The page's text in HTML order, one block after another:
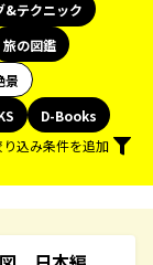
&テクニック
旅の図鑑
景
D-Books
り込み条件を追加